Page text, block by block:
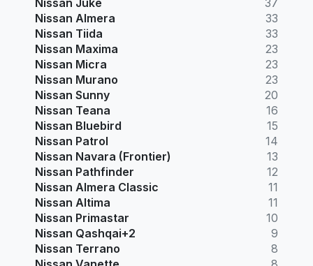
Nissan Almera
33
Nissan Tiida
33
Nissan Maxima
23
Nissan Micra
23
Nissan Murano
23
Nissan Sunny
20
Nissan Teana
16
Nissan Bluebird
15
Nissan Patrol
14
Nissan Navara (Frontier)
13
Nissan Pathfinder
12
Nissan Almera Classic
11
Nissan Altima
11
Nissan Primastar
10
Nissan Qashqai+2
9
Nissan Terrano
8